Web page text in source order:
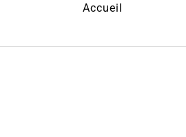
Accueil